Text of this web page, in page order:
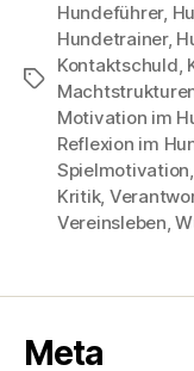
Schlagwörter
Hundeführer,
Hundetrainer,
Kontaktschuld,
Motivation im
Reflexion im
Spielmotivation,
Kritik,
Vereinsleben,
Meta